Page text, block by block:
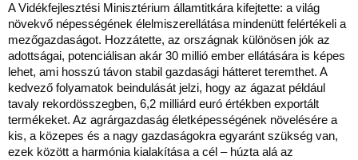
A Vidékfejlesztési Minisztérium államtitkára kifejtette: a világ
növekvő népességének élelmiszerellátása mindenütt felértékeli a
mezőgazdaságot. Hozzátette, az országnak különösen jók az
adottságai, potenciálisan akár 30 millió ember ellátására is képes
lehet, ami hosszú távon stabil gazdasági hátteret teremthet. A
kedvező folyamatok beindulását jelzi, hogy az ágazat például
tavaly rekordösszegben, 6,2 milliárd euró értékben exportált
termékeket. Az agrárgazdaság életképességének növelésére a
kis, a közepes és a nagy gazdaságokra egyaránt szükség van,
ezek között a harmónia kialakítása a cél – húzta alá az